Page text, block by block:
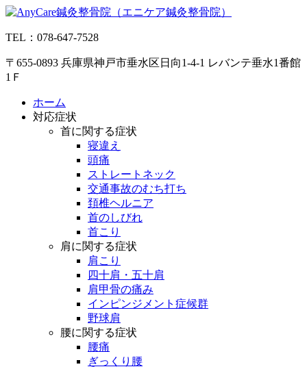
コ
テ
ツ
へ
TEL：078-647-7528
〒655-0893 兵庫県神戸市垂水区日向1-4-1 レバンテ垂水1番館
1Ｆ
ホーム
対応症状
首に関する症状
寝違え
頭痛
ストレートネック
交通事故のむち打ち
頚椎ヘルニア
首のしびれ
首こり
肩に関する症状
肩こり
四十肩・五十肩
肩甲骨の痛み
インピンジメント症候群
野球肩
腰に関する症状
腰痛
ぎっくり腰